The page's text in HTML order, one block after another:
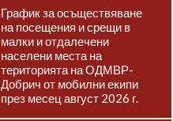
График за осъществяване
на посещения и срещи в
малки и отдалечени
населени места на
територията на ОДМВР-
Добрич от мобилни екипи
през месец август 2026 г.